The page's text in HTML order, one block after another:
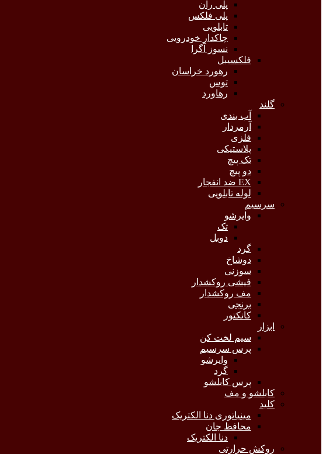
پلی ران
پلی فلکس
تابلویی
چاکدار خودرویی
نسوز آگرا
فلکسیبل
رهورد خراسان
توس
رهاورد
گلند
آب بندی
آرمردار
فلزی
پلاستیکی
تک پیچ
دو پیچ
EX ضد انفجار
لوله تابلویی
سرسیم
وایرشو
تک
دوبل
گرد
دوشاخ
سوزنی
فیشی روکشدار
مف روکشدار
برنجی
کانکتور
ابزار
سیم لخت کن
پرس سرسیم
وایرشو
گرد
پرس کابلشو
کابلشو و مف
کلید
مینیاتوری دنا الکتریک
محافظ جان
دنا الکتریک
روکش حرارتی